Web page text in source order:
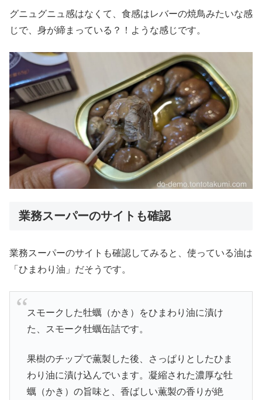
グニュグニュ感はなくて、食感はレバーの焼鳥みたいな感
じで、身が締まっている？！ような感じです。
業務スーパーのサイトも確認
業務スーパーのサイトも確認してみると、使っている油は
「ひまわり油」だそうです。
スモークした牡蠣（かき）をひまわり油に漬け
た、スモーク牡蠣缶詰です。
果樹のチップで薫製した後、さっぱりとしたひま
わり油に漬け込んでいます。凝縮された濃厚な牡
蠣（かき）の旨味と、香ばしい薫製の香りが絶